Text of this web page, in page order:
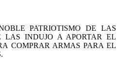
PATRIOTISMO DE LAS
LAS INDUJO A APORTAR EL
COMPRAR ARMAS PARA EL